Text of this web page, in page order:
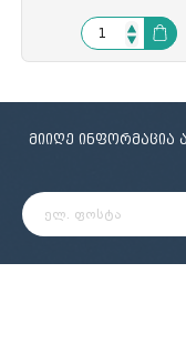
მიიღე